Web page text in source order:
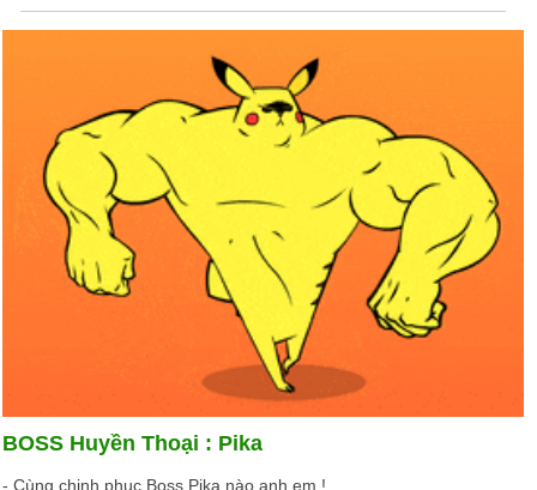
BOSS Huyền Thoại : Pika
- Cùng chinh phục Boss Pika nào anh em !